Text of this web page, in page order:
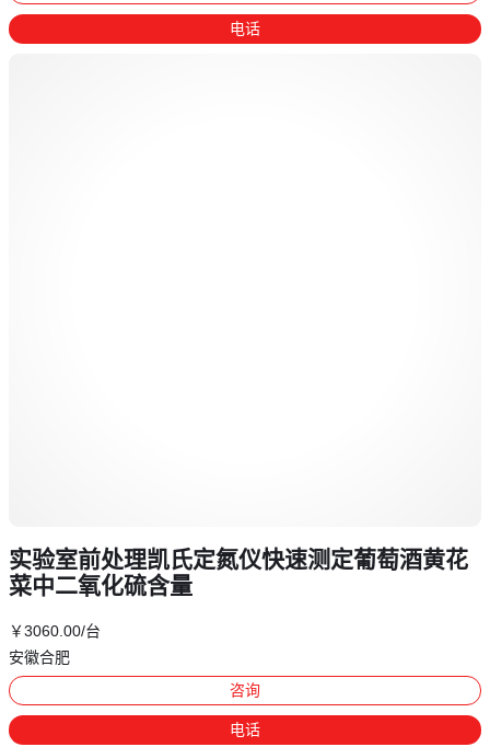
电话
实验室前处理凯氏定氮仪快速测定葡萄酒黄花
菜中二氧化硫含量
￥3060.00/台
安徽合肥
咨询
电话